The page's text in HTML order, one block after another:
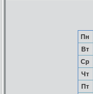
Пн
Вт
Ср
Чт
Пт